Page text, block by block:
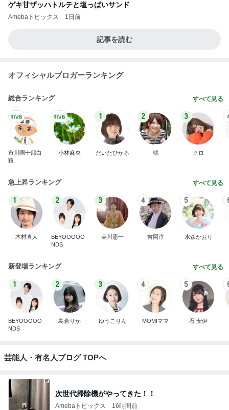
ゲキ甘ザッハトルテと塩っぱいサンド
Amebaトピックス 1日前
記事を読む
オフィシャルブロガーランキング
総合ランキング すべて見る
市川團十郎白
猿
小林麻央
1
だいたひかる
2
桃
3
クロ
急上昇ランキング すべて見る
1
木村直人
2
BEYOOOOO
NDS
3
美川憲一
4
吉岡淳
5
水森かおり
新登場ランキング すべて見る
1
BEYOOOOO
NDS
2
島倉りか
3
ゆうこりん
4
MOMIママ
5
石 安伊
芸能人・有名人ブログ TOPへ
次世代掃除機がやってきた！！
Amebaトピックス 16時間前